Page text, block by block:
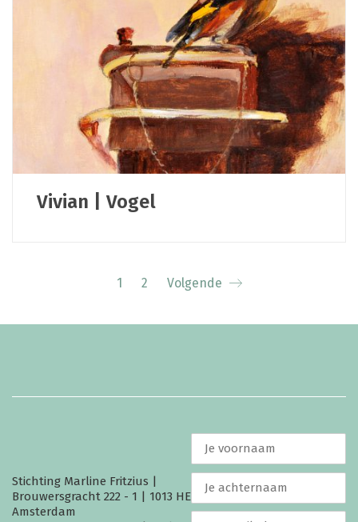
Vivian | Vogel
1 2 Volgende
Stichting Marline Fritzius |
Brouwersgracht 222 - 1 | 1013 HE
Amsterdam